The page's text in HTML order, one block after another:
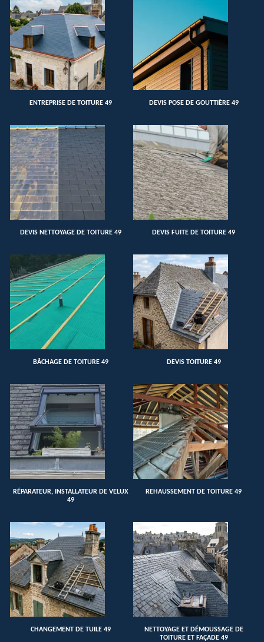
ENTREPRISE DE TOITURE 49 DEVIS POSE DE GOUTTIÈRE 49
DEVIS NETTOYAGE DE TOITURE 49 DEVIS FUITE DE TOITURE 49
BÂCHAGE DE TOITURE 49 DEVIS TOITURE 49
RÉPARATEUR, INSTALLATEUR DE VELUX
49
REHAUSSEMENT DE TOITURE 49
CHANGEMENT DE TUILE 49
NETTOYAGE ET DÉMOUSSAGE DE
TOITURE ET FAÇADE 49